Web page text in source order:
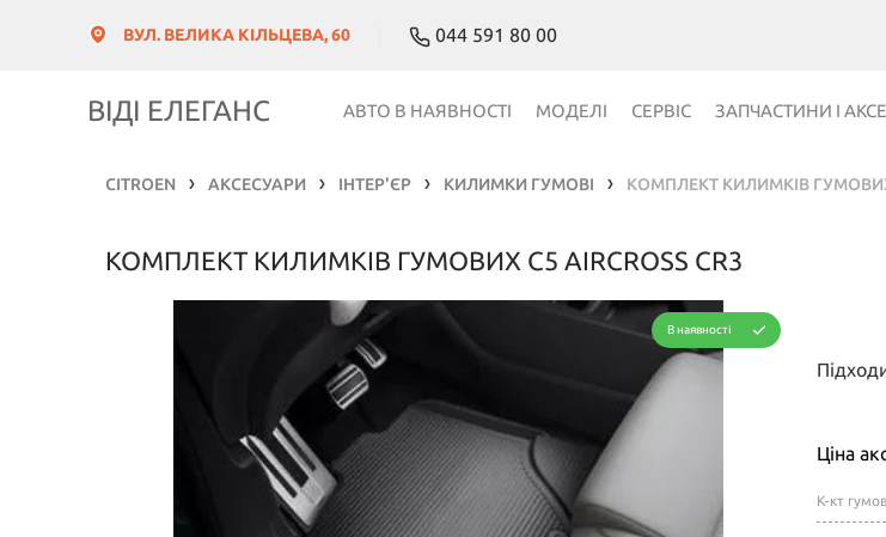
ВУЛ. ВЕЛИКА КІЛЬЦЕВА, 60 044 591 80 00
ВІДІ ЕЛЕГАНС АВТО В НАЯВНОСТІ МОДЕЛІ СЕРВІС ЗАПЧАСТИНИ І
CITROEN ❯ АКСЕСУАРИ ❯ ІНТЕР'ЄР ❯ КИЛИМКИ ГУМОВІ ❯
КОМПЛЕКТ КИЛИМКІВ ГУМОВИХ C5 AIRCROSS CR3
В наявності
Ціна
К-кт